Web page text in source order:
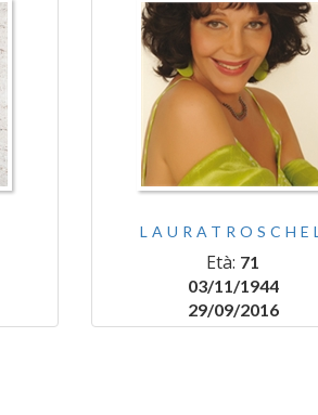
LAURATROSCHEL
Età: 71
03/11/1944
29/09/2016